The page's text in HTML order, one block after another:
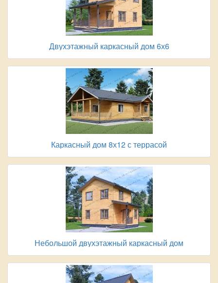
Двухэтажный каркасный дом 6х6
Каркасный дом 8х12 с террасой
Небольшой двухэтажный каркасный дом